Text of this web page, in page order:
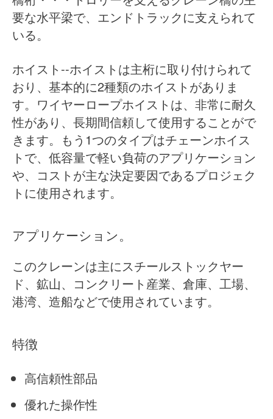
要な水平梁で、エンドトラックに支えられて
いる。
ホイスト--ホイストは主桁に取り付けられて
おり、基本的に2種類のホイストがありま
す。ワイヤーロープホイストは、非常に耐久
性があり、長期間信頼して使用することがで
きます。もう1つのタイプはチェーンホイス
トで、低容量で軽い負荷のアプリケーション
や、コストが主な決定要因であるプロジェク
トに使用されます。
アプリケーション。
このクレーンは主にスチールストックヤー
ド、鉱山、コンクリート産業、倉庫、工場、
港湾、造船などで使用されています。
特徴
高信頼性部品
優れた操作性